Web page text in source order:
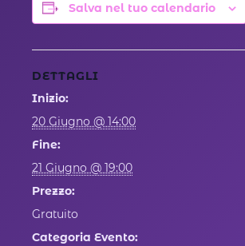
Salva nel tuo calendario
DETTAGLI
Inizio:
20 Giugno @ 14:00
Fine:
21 Giugno @ 19:00
Prezzo:
Gratuito
Categoria Evento: